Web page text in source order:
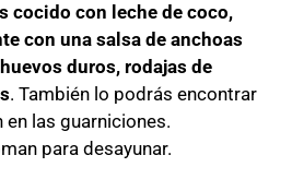
cocido con leche de coco,
con una salsa de anchoas
duros, rodajas de
. También lo podrás encontrar
las guarniciones.
para desayunar.